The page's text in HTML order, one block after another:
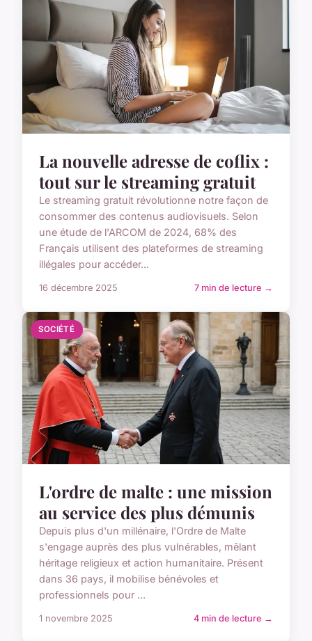
La nouvelle adresse de coflix :
tout sur le streaming gratuit
Le streaming gratuit révolutionne notre façon de
consommer des contenus audiovisuels. Selon
une étude de l'ARCOM de 2024, 68% des
Français utilisent des plateformes de streaming
illégales pour accéder...
16 décembre 2025 7 min de lecture →
SOCIÉTÉ
L'ordre de malte : une mission
au service des plus démunis
Depuis plus d'un millénaire, l'Ordre de Malte
s'engage auprès des plus vulnérables, mêlant
héritage religieux et action humanitaire. Présent
dans 36 pays, il mobilise bénévoles et
professionnels pour ...
1 novembre 2025 4 min de lecture →